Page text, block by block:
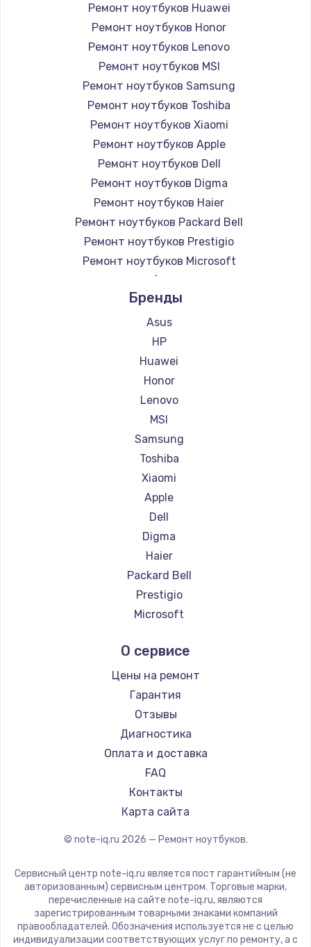
Ремонт ноутбуков Huawei
Ремонт ноутбуков Honor
Ремонт ноутбуков Lenovo
Ремонт ноутбуков MSI
Ремонт ноутбуков Samsung
Ремонт ноутбуков Toshiba
Ремонт ноутбуков Xiaomi
Ремонт ноутбуков Apple
Ремонт ноутбуков Dell
Ремонт ноутбуков Digma
Ремонт ноутбуков Haier
Ремонт ноутбуков Packard Bell
Ремонт ноутбуков Prestigio
Ремонт ноутбуков Microsoft
Ремонт ноутбуков Alienware
Ремонт ноутбуков Aquarius
Ремонт ноутбуков Gigabyte
Ремонт ноутбуков Aorus
Ремонт ноутбуков Maibenben
Ремонт ноутбуков Getac
Ремонт ноутбуков Epson
Ремонт ноутбуков Philips
Ремонт ноутбуков LG
Ремонт ноутбуков Panasonic
Ремонт ноутбуков Irbis
Ремонт ноутбуков Thunderobot
Ремонт ноутбуков Hasee
Ремонт ноутбуков ZTE
Ремонт ноутбуков Hiper
Ремонт ноутбуков Evga
Ремонт ноутбуков Google
Ремонт ноутбуков Echips
Ремонт ноутбуков Predator
Ремонт ноутбуков iru
Ремонт ноутбуков Machenike
Ремонт ноутбуков DEXP
Ремонт ноутбуков Teclast
Ремонт ноутбуков CHUWI
Ремонт ноутбуков Colorful
Бренды
Asus
HP
Huawei
Honor
Lenovo
MSI
Samsung
Toshiba
Xiaomi
Apple
Dell
Digma
Haier
Packard Bell
Prestigio
Microsoft
Aquarius
Gigabyte
Aorus
Maibenben
Getac
Epson
Philips
LG
Panasonic
ZTE
Hiper
Evga
О сервисе
Цены на ремонт
Гарантия
Отзывы
Диагностика
Оплата и доставка
FAQ
Контакты
Карта сайта
© note-iq.ru 2026 — Ремонт ноутбуков.
Сервисный центр note-iq.ru является пост гарантийным (не
авторизованным) сервисным центром. Торговые марки,
перечисленные на сайте note-iq.ru, являются
зарегистрированным товарными знаками компаний
правообладателей. Обозначения используется не с целью
индивидуализации соответствующих услуг по ремонту, а с